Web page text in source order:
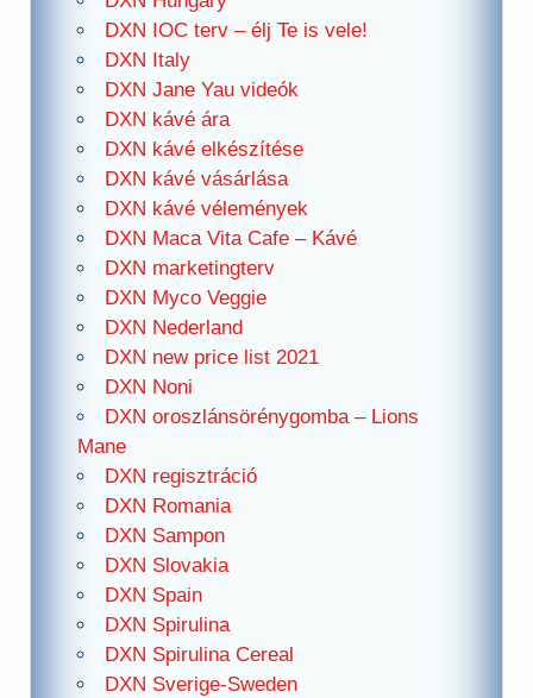
DXN IOC terv – élj Te is vele!
DXN Italy
DXN Jane Yau videók
DXN kávé ára
DXN kávé elkészítése
DXN kávé vásárlása
DXN kávé vélemények
DXN Maca Vita Cafe – Kávé
DXN marketingterv
DXN Myco Veggie
DXN Nederland
DXN new price list 2021
DXN Noni
DXN oroszlánsörénygomba – Lions
Mane
DXN regisztráció
DXN Romania
DXN Sampon
DXN Slovakia
DXN Spain
DXN Spirulina
DXN Spirulina Cereal
DXN Sverige-Sweden